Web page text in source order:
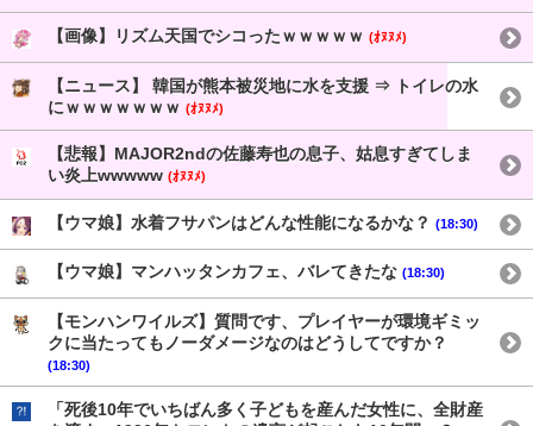
【画像】リズム天国でシコったｗｗｗｗｗ (ｵﾇﾇﾒ)
【ニュース】 韓国が熊本被災地に水を支援 ⇒ トイレの水
にｗｗｗｗｗｗｗ (ｵﾇﾇﾒ)
【悲報】MAJOR2ndの佐藤寿也の息子、姑息すぎてしま
い炎上wwwww (ｵﾇﾇﾒ)
【ウマ娘】水着フサパンはどんな性能になるかな？ (18:30)
【ウマ娘】マンハッタンカフェ、バレてきたな (18:30)
【モンハンワイルズ】質問です、プレイヤーが環境ギミッ
クに当たってもノーダメージなのはどうしてですか？
(18:30)
「死後10年でいちばん多く子どもを産んだ女性に、全財産